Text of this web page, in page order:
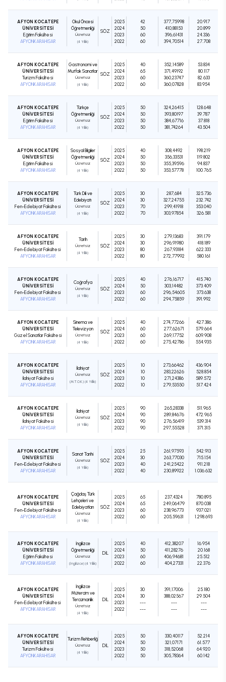
AFYON KOCATEPE
ÜNİVERSİTESİ
Eğitim Fakültesi
AFYONKARAHİSAR
Okul Öncesi
Öğretmenliği
Ücretsiz
(4 Yıllık)
SÖZ
2025
2024
2023
2022
42
50
60
60
377,75998
410,88153
396,61431
394,70514
20.917
20.899
24.336
27.708
AFYON KOCATEPE
ÜNİVERSİTESİ
Turizm Fakültesi
AFYONKARAHİSAR
Gastronomi ve
Mutfak Sanatları
Ücretsiz
(4 Yıllık)
SÖZ
2025
2024
2023
2022
40
65
60
60
352,14589
371,49192
360,23747
360,07828
53.834
80.117
82.633
83.954
AFYON KOCATEPE
ÜNİVERSİTESİ
Eğitim Fakültesi
AFYONKARAHİSAR
Türkçe
Öğretmenliği
Ücretsiz
(4 Yıllık)
SÖZ
2025
2024
2023
2022
50
50
50
50
324,26415
393,80197
384,67716
381,74264
128.648
39.787
37.818
43.504
AFYON KOCATEPE
ÜNİVERSİTESİ
Eğitim Fakültesi
AFYONKARAHİSAR
Sosyal Bilgiler
Öğretmenliği
Ücretsiz
(4 Yıllık)
SÖZ
2025
2024
2023
2022
40
50
50
50
308,4492
356,33531
355,39596
353,57778
198.219
119.802
94.837
100.765
AFYON KOCATEPE
ÜNİVERSİTESİ
Fen-Edebiyat Fakültesi
AFYONKARAHİSAR
Türk Dili ve
Edebiyatı
Ücretsiz
(4 Yıllık)
SÖZ
2025
2024
2023
2022
30
30
70
70
287,684
327,24755
299,41918
303,97854
325.736
232.742
353.040
326.581
AFYON KOCATEPE
ÜNİVERSİTESİ
Fen-Edebiyat Fakültesi
AFYONKARAHİSAR
Tarih
Ücretsiz
(4 Yıllık)
SÖZ
2025
2024
2023
2022
30
30
80
80
279,13683
296,91980
267,93184
272,77992
391.179
418.189
622.333
580.161
AFYON KOCATEPE
ÜNİVERSİTESİ
Fen-Edebiyat Fakültesi
AFYONKARAHİSAR
Coğrafya
Ücretsiz
(4 Yıllık)
SÖZ
2025
2024
2023
2022
40
50
60
60
276,16717
303,14482
296,54605
294,75859
415.740
373.409
373.638
391.992
AFYON KOCATEPE
ÜNİVERSİTESİ
Güzel Sanatlar Fakültesi
AFYONKARAHİSAR
Sinema ve
Televizyon
Ücretsiz
(4 Yıllık)
SÖZ
2025
2024
2023
2022
40
60
60
60
274,77266
277,62671
269,17752
275,42786
427.386
579.664
609.908
554.935
AFYON KOCATEPE
ÜNİVERSİTESİ
İlahiyat Fakültesi
AFYONKARAHİSAR
İlahiyat
Ücretsiz
(M.T.O.K.) (4 Yıllık)
SÖZ
2025
2024
2023
2022
10
10
10
10
273,66462
283,22626
271,24386
279,53550
436.904
528.854
589.572
517.424
AFYON KOCATEPE
ÜNİVERSİTESİ
İlahiyat Fakültesi
AFYONKARAHİSAR
İlahiyat
Ücretsiz
(4 Yıllık)
SÖZ
2025
2024
2023
2022
90
90
90
90
265,28338
289,84676
276,56419
297,55528
511.965
472.965
539.314
371.315
AFYON KOCATEPE
ÜNİVERSİTESİ
Fen-Edebiyat Fakültesi
AFYONKARAHİSAR
Sanat Tarihi
Ücretsiz
(4 Yıllık)
SÖZ
2025
2024
2023
2022
25
30
40
40
261,97593
263,77030
241,25422
230,89922
542.913
715.154
911.218
1.036.632
AFYON KOCATEPE
ÜNİVERSİTESİ
Fen-Edebiyat Fakültesi
AFYONKARAHİSAR
Çağdaş Türk
Lehçeleri ve
Edebiyatları
Ücretsiz
(4 Yıllık)
SÖZ
2025
2024
2023
2022
65
65
60
60
237,4324
249,06479
238,96773
205,59631
780.895
870.038
937.021
1.298.693
AFYON KOCATEPE
ÜNİVERSİTESİ
Eğitim Fakültesi
AFYONKARAHİSAR
İngilizce
Öğretmenliği
Ücretsiz
(İngilizce) (4 Yıllık)
DIL
2025
2024
2023
2022
40
50
60
60
412,38207
411,28276
406,94681
404,27331
16.954
20.168
25.512
22.376
AFYON KOCATEPE
ÜNİVERSİTESİ
Fen-Edebiyat Fakültesi
AFYONKARAHİSAR
İngilizce
Mütercim ve
Tercümanlık
Ücretsiz
(4 Yıllık)
DIL
2025
2024
2023
2022
30
30
---
---
391,17006
388,02567
---
---
25.180
29.504
---
---
AFYON KOCATEPE
ÜNİVERSİTESİ
Turizm Fakültesi
AFYONKARAHİSAR
Turizm Rehberliği
Ücretsiz
(4 Yıllık)
DIL
2025
2024
2023
2022
50
50
50
50
330,40117
321,07171
318,52068
305,78364
52.214
61.577
64.920
60.142